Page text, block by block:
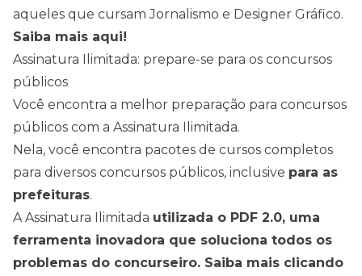
aqueles que cursam Jornalismo e Designer Gráfico.
Saiba mais aqui!
Assinatura Ilimitada: prepare-se para os concursos
públicos
Você encontra a melhor preparação para concursos
públicos com a Assinatura Ilimitada.
Nela, você encontra pacotes de cursos completos
para diversos concursos públicos, inclusive para as
prefeituras.
A Assinatura Ilimitada utilizada o PDF 2.0, uma
ferramenta inovadora que soluciona todos os
problemas do concurseiro. Saiba mais clicando